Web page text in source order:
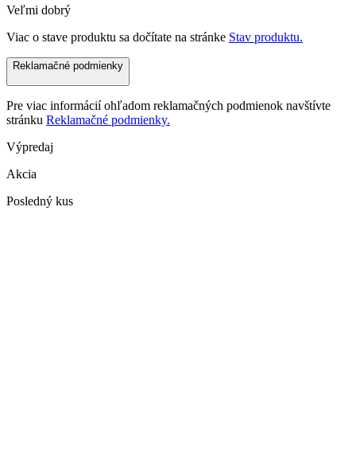
Veľmi dobrý
Viac o stave produktu sa dočítate na stránke Stav produktu.
Reklamačné podmienky
Pre viac informácií ohľadom reklamačných podmienok navštívte
stránku Reklamačné podmienky.
Výpredaj
Akcia
Posledný kus